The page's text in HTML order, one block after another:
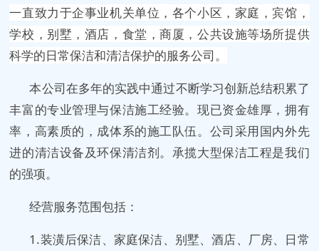
一直致力于企事业机关单位，各个小区，家庭，宾馆，
学校，别墅，酒店，食堂，商厦，公共设施等场所提供
科学的日常保洁和清洁保护的服务公司。
本公司在多年的实践中通过不断学习创新总结积累了
丰富的专业管理与保洁施工经验。现已资金雄厚，拥有
率，高素质的，成体系的施工队伍。公司采用国内外先
进的清洁设备及环保清洁剂。承揽大型保洁工程是我们
的强项。
经营服务范围包括：
1.装潢后保洁、家庭保洁、别墅、酒店、厂房、日常